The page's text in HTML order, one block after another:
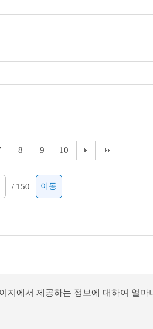
8 9 10
/ 150 이동
지에서 제공하는 정보에 대하여 얼마